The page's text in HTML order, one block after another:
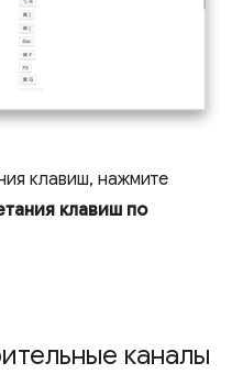
клавиш, нажмите
клавиш по
каналы